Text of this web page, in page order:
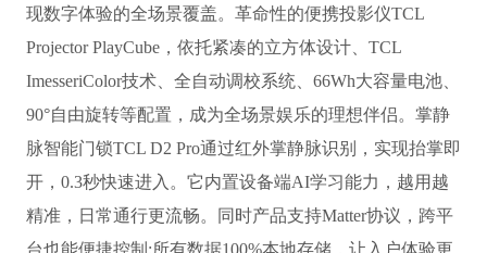
现数字体验的全场景覆盖。革命性的便携投影仪TCL
Projector PlayCube，依托紧凑的立方体设计、TCL
ImesseriColor技术、全自动调校系统、66Wh大容量电池、
90°自由旋转等配置，成为全场景娱乐的理想伴侣。掌静
脉智能门锁TCL D2 Pro通过红外掌静脉识别，实现抬掌即
开，0.3秒快速进入。它内置设备端AI学习能力，越用越
精准，日常通行更流畅。同时产品支持Matter协议，跨平